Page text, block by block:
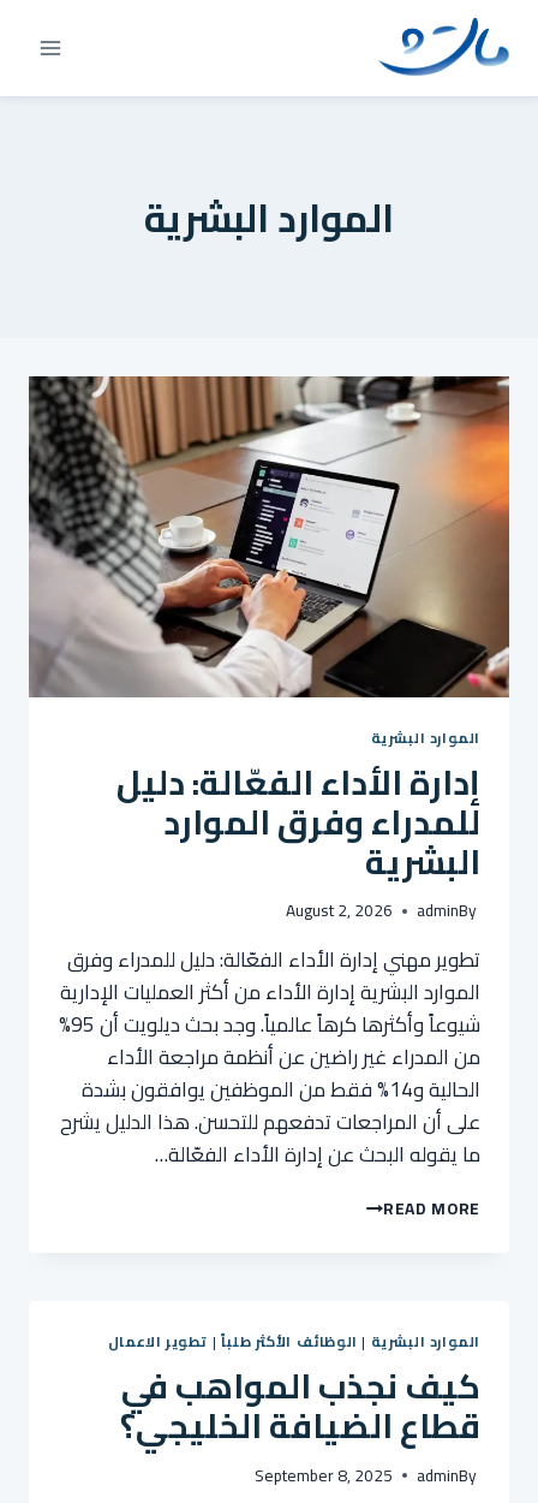
content
الموارد البشرية
الموارد البشرية
إدارة الأداء الفعّالة: دليل
للمدراء وفرق الموارد
البشرية
By
admin
August 2, 2026
تطوير مهني إدارة الأداء الفعّالة: دليل للمدراء وفرق
الموارد البشرية إدارة الأداء من أكثر العمليات الإدارية
شيوعاً وأكثرها كرهاً عالمياً. وجد بحث ديلويت أن 95%
من المدراء غير راضين عن أنظمة مراجعة الأداء
الحالية و14% فقط من الموظفين يوافقون بشدة
على أن المراجعات تدفعهم للتحسن. هذا الدليل يشرح
ما يقوله البحث عن إدارة الأداء الفعّالة…
READ MOREإدارة
الموارد
البشرية
الموارد البشرية | الوظائف الأكثر طلباً | تطوير الاعمال
كيف نجذب المواهب في
قطاع الضيافة الخليجي؟
By
admin
September 8, 2025